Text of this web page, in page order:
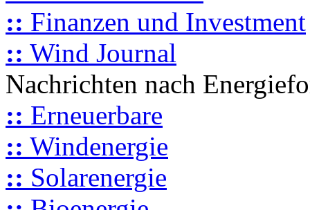
:: Finanzen und Investment
:: Wind Journal
Nachrichten nach
:: Erneuerbare
:: Windenergie
:: Solarenergie